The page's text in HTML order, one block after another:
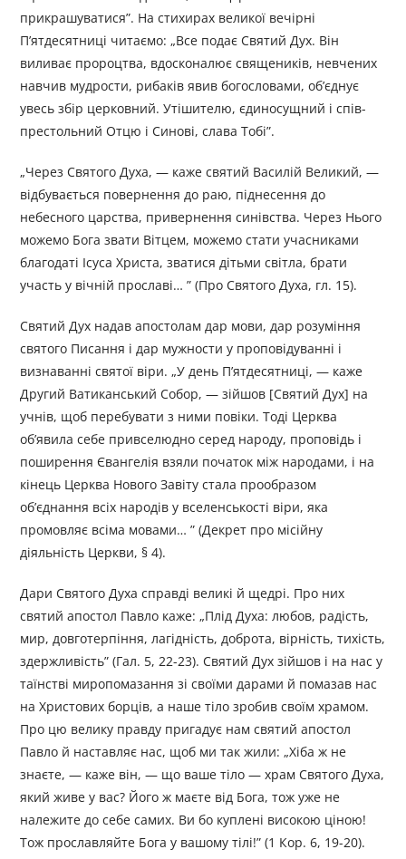
прикрашуватися”. На стихирах великої вечірні
П’ятдесятниці чита­ємо: „Все подає Святий Дух. Він
виливає пророцтва, вдосконалює священиків, невчених
навчив мудрости, рибаків явив богословами, об’єднує
увесь збір церковний. Утішителю, єдиносущний і спів­
престольний Отцю і Синові, слава Тобі”.
„Через Святого Духа, — каже святий Василій Великий, —
відбувається повернення до раю, піднесення до
небесного царства, привернення синівства. Через Нього
можемо Бога звати Вітцем, можемо стати учасниками
благодаті Ісуса Христа, зватися дітьми світла, брати
участь у вічній прославі… ” (Про Святого Духа, гл. 15).
Святий Дух надав апостолам дар мови, дар розуміння
святого Писання і дар мужности у проповідуванні і
визнаванні святої віри. „У день П’ятдесятниці, — каже
Другий Ватиканський Собор, — зійшов [Святий Дух] на
учнів, щоб перебувати з ними повіки. Тоді Церква
об’явила себе привселюдно серед народу, проповідь і
поши­рення Євангелія взяли початок між народами, і на
кінець Церква Нового Завіту стала прообразом
об’єднання всіх народів у вселенсь­кості віри, яка
промовляє всіма мовами… ” (Декрет про місійну
діяльність Церкви, § 4).
Дари Святого Духа справді великі й щедрі. Про них
святий апостол Павло каже: „Плід Духа: любов, радість,
мир, довготер­піння, лагідність, доброта, вірність, тихість,
здержливість” (Гал. 5, 22-23). Святий Дух зійшов і на нас у
таїнстві миропомазання зі своїми дарами й помазав нас
на Христових борців, а наше тіло зробив своїм храмом.
Про цю велику правду пригадує нам святий апостол
Павло й наставляє нас, щоб ми так жили: „Хіба ж не
знаєте, — каже він, — що ваше тіло — храм Святого Духа,
який живе у вас? Його ж маєте від Бога, тож уже не
належите до себе самих. Ви бо куплені високою ціною!
Тож прославляйте Бога у вашому тілі!” (1 Кор. 6, 19-20).